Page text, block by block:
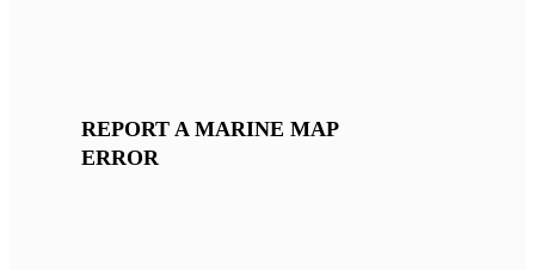
REPORT A MARINE MAP
ERROR